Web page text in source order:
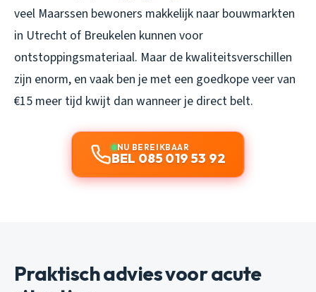
veel Maarssen bewoners makkelijk naar bouwmarkten
in Utrecht of Breukelen kunnen voor
ontstoppingsmateriaal. Maar de kwaliteitsverschillen
zijn enorm, en vaak ben je met een goedkope veer van
€15 meer tijd kwijt dan wanneer je direct belt.
NU BEREIKBAAR
BEL 085 019 53 92
Praktisch advies voor acute